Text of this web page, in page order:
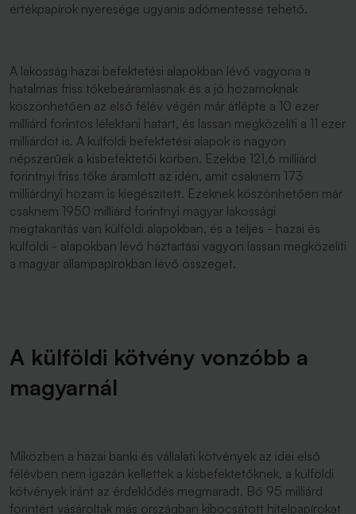
értékpapírok nyeresége ugyanis adómentessé tehető.
A lakosság hazai befektetési alapokban lévő vagyona a
hatalmas friss tőkebeáramlásnak és a jó hozamoknak
köszönhetően az első félév végén már átlépte a 10 ezer
milliárd forintos lélektani határt, és lassan megközelíti a 11 ezer
milliárdot is. A külföldi befektetési alapok is nagyon
népszerűek a kisbefektetői körben. Ezekbe 121,6 milliárd
forintnyi friss tőke áramlott az idén, amit csaknem 173
milliárdnyi hozam is kiegészített. Ezeknek köszönhetően már
csaknem 1950 milliárd forintnyi magyar lakossági
megtakarítás van külföldi alapokban, és a teljes - hazai és
külföldi - alapokban lévő háztartási vagyon lassan megközelíti
a magyar állampapírokban lévő összeget.
A külföldi kötvény vonzóbb a
magyarnál
Miközben a hazai banki és vállalati kötvények az idei első
félévben nem igazán kellettek a kisbefektetőknek, a külföldi
kötvények iránt az érdeklődés megmaradt. Bő 95 milliárd
forintért vásároltak más országban kibocsátott hitelpapírokat